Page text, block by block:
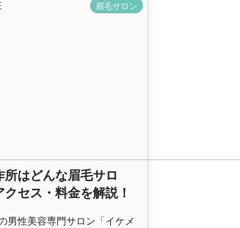
眉毛サロン
所はどんな眉毛サロ
クセス・料金を解説！
男性美容専門サロン「イケメ